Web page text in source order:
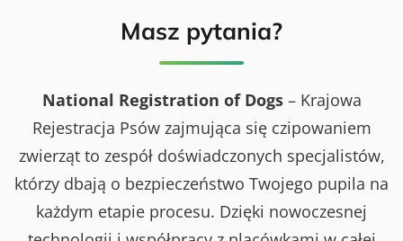
Masz pytania?
National Registration of Dogs– Krajowa
Rejestracja Psów zajmująca się czipowaniem
zwierząt to zespół doświadczonych specjalistów,
którzy dbają o bezpieczeństwo Twojego pupila na
każdym etapie procesu. Dzięki nowoczesnej